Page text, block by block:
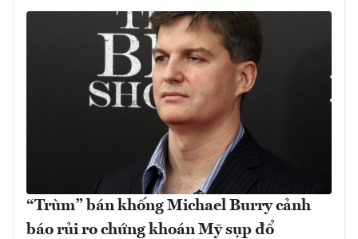
“Trùm” bán khống Michael Burry cảnh
báo rủi ro chứng khoán Mỹ sụp đổ